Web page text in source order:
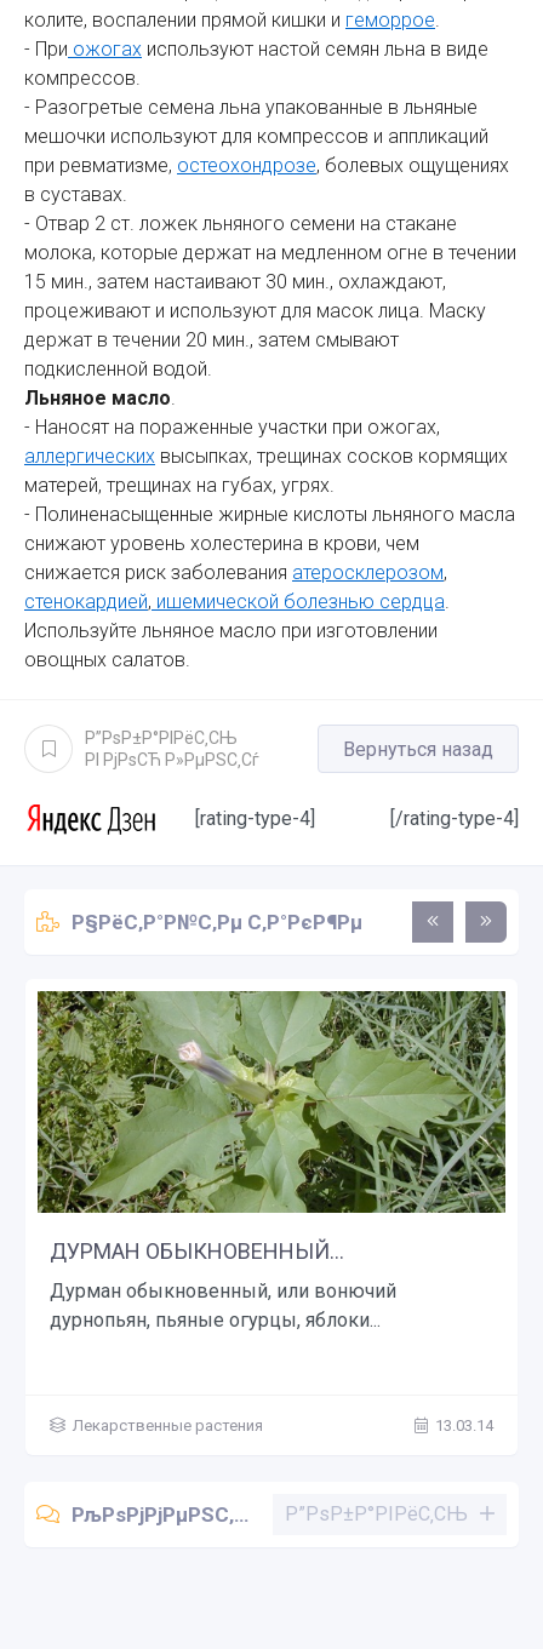
колите, воспалении прямой кишки и геморрое.
- При ожогах используют настой семян льна в виде
компрессов.
- Разогретые семена льна упакованные в льняные
мешочки используют для компрессов и аппликаций
при ревматизме, остеохондрозе, болевых ощущениях
в суставах.
- Отвар 2 ст. ложек льняного семени на стакане
молока, которые держат на медленном огне в течении
15 мин., затем настаивают 30 мин., охлаждают,
процеживают и используют для масок лица. Маску
держат в течении 20 мин., затем смывают
подкисленной водой.
Льняное масло.
- Наносят на пораженные участки при ожогах,
аллергических высыпках, трещинах сосков кормящих
матерей, трещинах на губах, угрях.
- Полиненасыщенные жирные кислоты льняного масла
снижают уровень холестерина в крови, чем
снижается риск заболевания атеросклерозом,
стенокардией, ишемической болезнью сердца.
Используйте льняное масло при изготовлении
овощных салатов.
Р”РѕР±Р°РІРёС‚СЊ
РІ РјРѕСЋ Р»РµРЅС‚Сѓ
Вернуться назад
[rating-type-4] [/rating-type-4]
Р§РёС‚Р°Р№С‚Рµ С‚Р°РєР¶Рµ
ДУРМАН ОБЫКНОВЕННЫЙ...
Дурман обыкновенный, или вонючий
дурнопьян, пьяные огурцы, яблоки...
Лекарственные растения 13.03.14
РљРѕРјРјРµРЅС‚Р°СЂРёРё (0) Р”РѕР±Р°РІРёС‚СЊ